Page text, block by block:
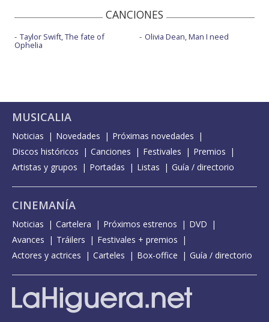
CANCIONES
Taylor Swift, The fate of
Ophelia
Olivia Dean, Man I need
MUSICALIA
Noticias Novedades
Próximas novedades
Discos históricos
Canciones Festivales
Premios
Artistas y grupos
Portadas Listas Guía / directorio
CINEMANÍA
Noticias Cartelera Próximos estrenos
DVD
Avances
Tráilers
Festivales + premios
Actores y actrices
Carteles Box-office Guía / directorio